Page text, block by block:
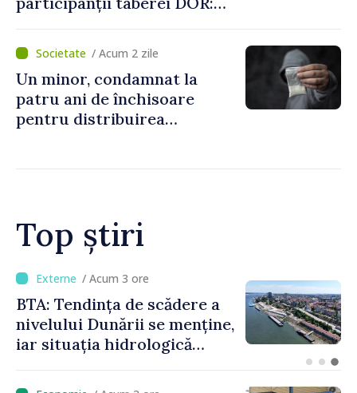
noastră rămâne puternică”
/ Acum 2 zile
Un minor, condamnat la
patru ani de închisoare
pentru distribuirea
Top știri
/ Acum 1 oră
Energocom a asigurat
necesarul de energie
electrică pentru 8 august.
cetățenii să reducă